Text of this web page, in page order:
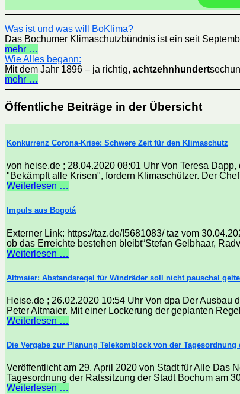
Was ist und was will BoKlima?
Das Bochumer Klimaschutzbündnis ist ein seit
mehr …
Wie Alles begann:
Mit dem Jahr 1896 – ja richtig, achtzehnhundert
mehr …
Öffentliche Beiträge in der Übersicht
Konkurrenz Corona-Krise: Schwere Zeit für den Klimaschutz
von heise.de ; 28.04.2020 08:01 Uhr Von Teresa
"Bekämpft alle Krisen", fordern Klimaschützer. Der
Weiterlesen …
Impuls aus Bogotá
Externer Link: https://taz.de/!5681083/ taz vom
ob das Erreichte bestehen bleibt“Stefan Gelbhaar,
Weiterlesen …
Altmaier: Abstandsregel für Windräder soll nicht pauschal
Heise.de ; 26.02.2020 10:54 Uhr Von dpa Der
Peter Altmaier. Mit einer Lockerung der geplanten
Weiterlesen …
Die Vergabe zur Planung Telekomblock von der
Veröffentlicht am 29. April 2020 von Stadt für Alle Das
Tagesordnung der Ratssitzung der Stadt Bochum am
Weiterlesen …